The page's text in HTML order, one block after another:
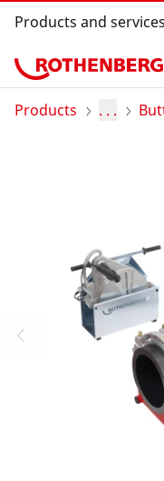
Products and services
Products
Country selection
Company and career
Products . . .